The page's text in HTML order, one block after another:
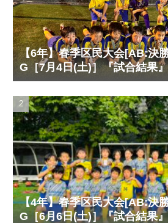
【6年】春季区民大会[AB:決
G［7月4日(土)］『試合結果
ート』『試合動画』
【4年】春季区民大会[AB:決
G［6月6日(土)］『試合結果